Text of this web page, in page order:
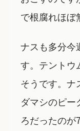
で根腐れほぼ
ナスも多分今
す。テントウ
そうです。ナ
ダマシのピ
ろだったのが